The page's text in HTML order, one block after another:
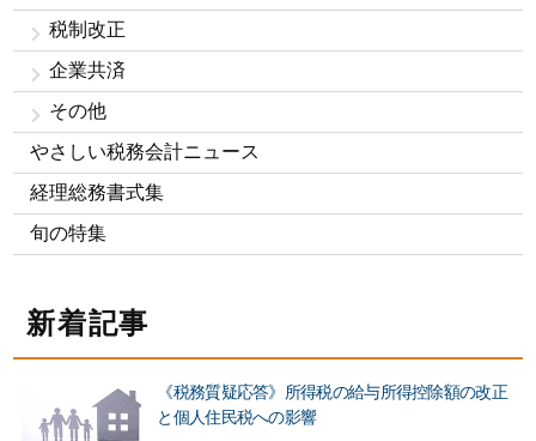
税制改正
企業共済
その他
やさしい税務会計ニュース
経理総務書式集
旬の特集
新着記事
《税務質疑応答》所得税の給与所得控除額の改正
と個人住民税への影響